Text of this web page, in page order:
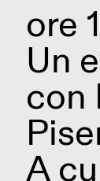
ore
Un
con
A